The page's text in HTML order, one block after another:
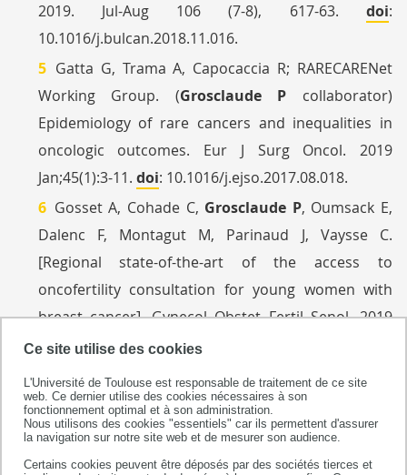
Ce site utilise des cookies
L'Université de Toulouse est responsable de traitement de ce site
web. Ce dernier utilise des cookies nécessaires à son
fonctionnement optimal et à son administration.
Nous utilisons des cookies "essentiels" car ils permettent d'assurer
la navigation sur notre site web et de mesurer son audience.
Certains cookies peuvent être déposés par des sociétés tierces et
2019. Jul-Aug 106 (7-8), 617-63. doi:
10.1016/j.bulcan.2018.11.016.
Gatta G, Trama A, Capocaccia R; RARECARENet
Working Group. (Grosclaude P collaborator)
Epidemiology of rare cancers and inequalities in
oncologic outcomes. Eur J Surg Oncol. 2019
Jan;45(1):3-11. doi: 10.1016/j.ejso.2017.08.018.
Gosset A, Cohade C, Grosclaude P, Oumsack E,
Dalenc F, Montagut M, Parinaud J, Vaysse C.
[Regional state-of-the-art of the access to
oncofertility consultation for young women with
breast cancer]. Gynecol Obstet Fertil Senol. 2019
Oct;47(10):732-738.doi:10.1016/j.gofs.2019.08.005.
Imbimbo M, Maury JM, Garassino M, Girard N;
RARECAREnet Working Group. (Grosclaude P
collaborator) Mesothelioma and thymic tumors:
Treatment challenges in (outside) a network